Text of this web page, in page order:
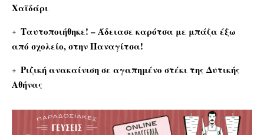
Χαϊδάρι
Ταυτοποιήθηκε! – Άδειασε καρότσα με μπάζα έξω
από σχολείο, στην Παναγίτσα!
Ριζική ανακαίνιση σε αγαπημένο στέκι της Δυτικής
Αθήνας